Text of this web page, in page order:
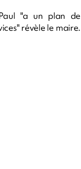
"a un plan de
révèle le maire.